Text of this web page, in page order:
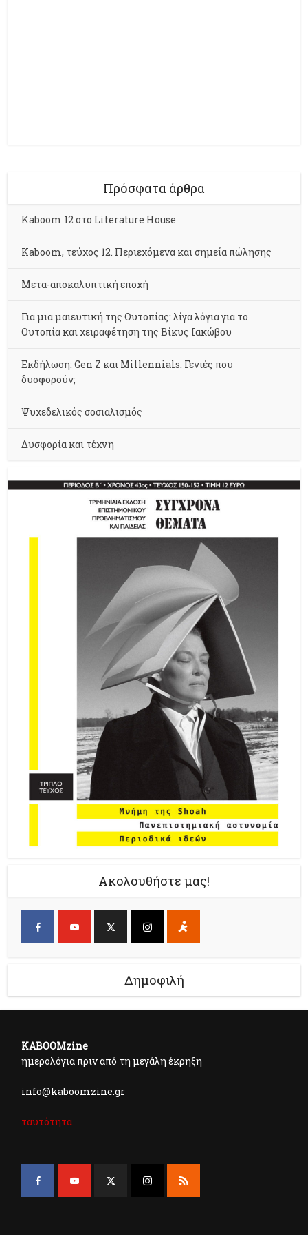
Πρόσφατα άρθρα
Kaboom 12 στο Literature House
Kaboom, τεύχος 12. Περιεχόμενα και σημεία πώλησης
Μετα-αποκαλυπτική εποχή
Για μια μαιευτική της Ουτοπίας: λίγα λόγια για το
Ουτοπία και χειραφέτηση της Βίκυς Ιακώβου
Εκδήλωση: Gen Z και Millennials. Γενιές που
δυσφορούν;
Ψυχεδελικός σοσιαλισμός
Δυσφορία και τέχνη
Ακολουθήστε μας!
Δημοφιλή
KABOOMzine
ημερολόγια πριν από τη μεγάλη έκρηξη
info@kaboomzine.gr
ταυτότητα